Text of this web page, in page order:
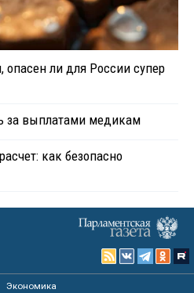
ли для России супер
за выплатами медикам
как безопасно
Экономика